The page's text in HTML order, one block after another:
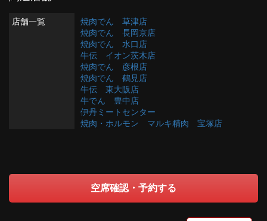
店舗一覧
焼肉でん 草津店
焼肉でん 長岡京店
焼肉でん 水口店
牛伝 イオン茨木店
焼肉でん 彦根店
焼肉でん 鶴見店
牛伝 東大阪店
牛でん 豊中店
伊丹ミートセンター
焼肉・ホルモン マルキ精肉 宝塚店
空席確認・予約する